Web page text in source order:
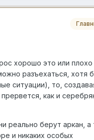
хорошо это или
разъехаться, хотя
ситуации), то,
как и
реально берут аркан, а
и никаких особых